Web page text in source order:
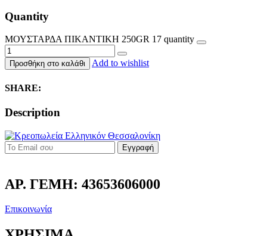
Quantity
ΜΟΥΣΤΑΡΔΑ ΠΙΚΑΝΤΙΚΗ 250GR 17 quantity
Προσθήκη στο καλάθι Add to wishlist
SHARE:
Description
Εγγραφή
ΑΡ. ΓΕΜΗ: 43653606000
Επικοινωνία